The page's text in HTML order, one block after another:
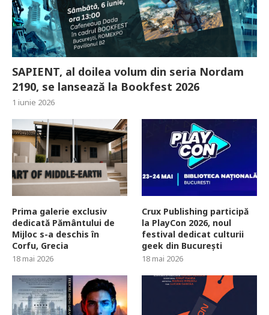
SAPIENT, al doilea volum din seria Nordam
2190, se lansează la Bookfest 2026
1 iunie 2026
Prima galerie exclusiv
dedicată Pământului de
Mijloc s-a deschis în
Corfu, Grecia
18 mai 2026
Crux Publishing participă
la PlayCon 2026, noul
festival dedicat culturii
geek din București
18 mai 2026